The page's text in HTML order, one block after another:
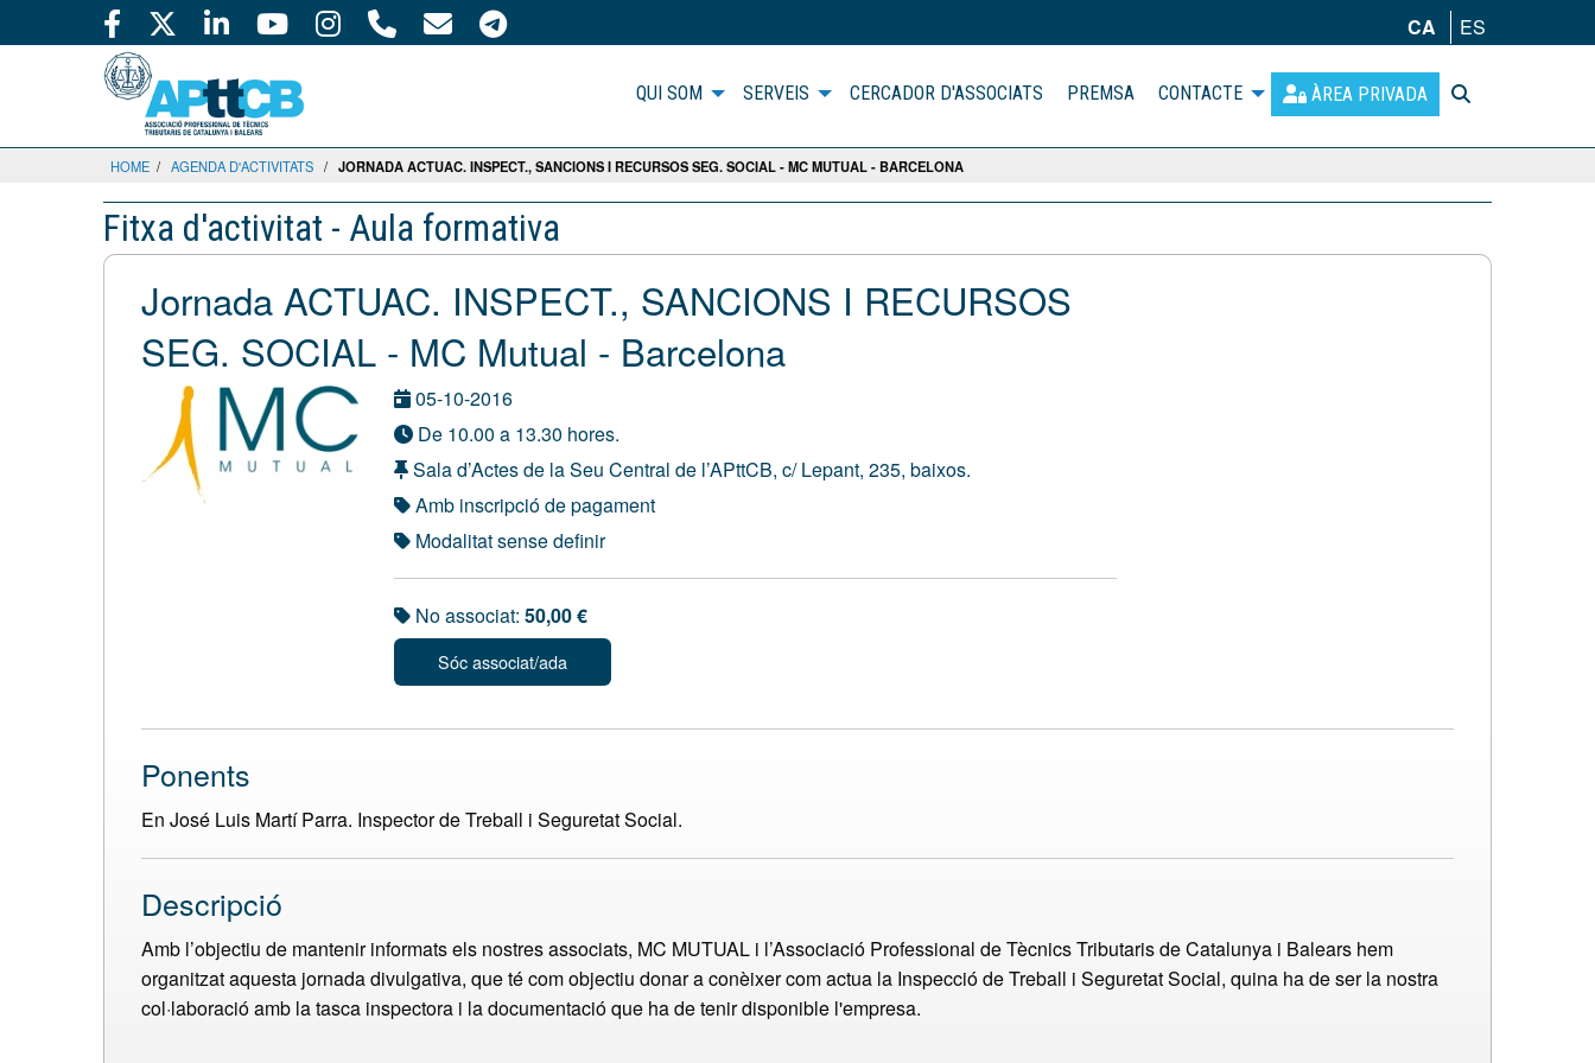
CA ES
QUI SOM SERVEIS CERCADOR D'ASSOCIATS PREMSA CONTACTE ÀREA PRIVADA
HOME / AGENDA D'ACTIVITATS / JORNADA ACTUAC. INSPECT., SANCIONS I RECURSOS SEG. SOCIAL - MC MUTUAL - BARCELONA
Fitxa d'activitat - Aula formativa
Jornada ACTUAC. INSPECT., SANCIONS I RECURSOS
SEG. SOCIAL - MC Mutual - Barcelona
05-10-2016
De 10.00 a 13.30 hores.
Sala d’Actes de la Seu Central de l’APttCB, c/ Lepant, 235, baixos.
Amb inscripció de pagament
Modalitat sense definir
No associat: 50,00 €
Sóc associat/ada
Ponents
En José Luis Martí Parra. Inspector de Treball i Seguretat Social.
Descripció
Amb l’objectiu de mantenir informats els nostres associats, MC MUTUAL i l’Associació Professional de Tècnics Tributaris de Catalunya i Balears hem
organitzat aquesta jornada divulgativa, que té com objectiu donar a conèixer com actua la Inspecció de Treball i Seguretat Social, quina ha de ser la nostra
col·laboració amb la tasca inspectora i la documentació que ha de tenir disponible l'empresa.